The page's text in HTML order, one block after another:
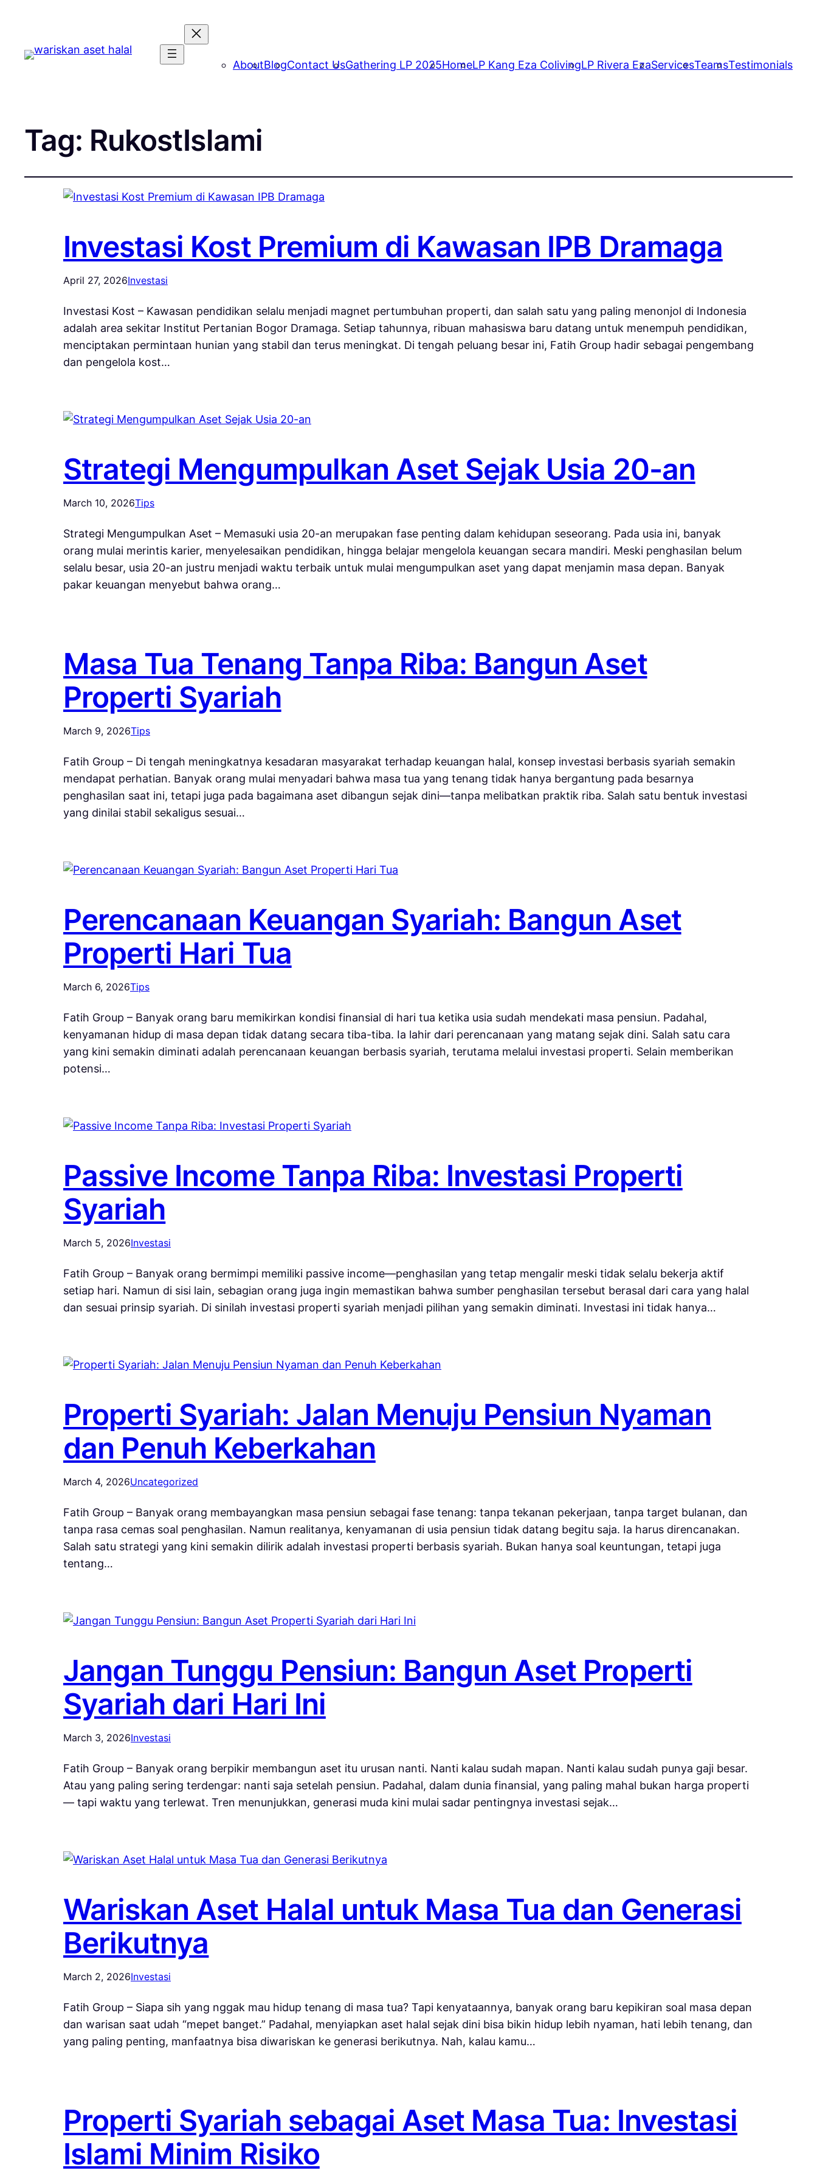
AboutBlogContact UsGathering LP 2025HomeLP Kang Eza ColivingLP Rivera EzaServicesTeamsTestimonials
Tag: RukostIslami
Investasi Kost Premium di Kawasan IPB Dramaga
April 27, 2026Investasi
Investasi Kost – Kawasan pendidikan selalu menjadi magnet pertumbuhan properti, dan salah satu yang paling menonjol di Indonesia
adalah area sekitar Institut Pertanian Bogor Dramaga. Setiap tahunnya, ribuan mahasiswa baru datang untuk menempuh pendidikan,
menciptakan permintaan hunian yang stabil dan terus meningkat. Di tengah peluang besar ini, Fatih Group hadir sebagai pengembang
dan pengelola kost…
Strategi Mengumpulkan Aset Sejak Usia 20-an
March 10, 2026Tips
Strategi Mengumpulkan Aset – Memasuki usia 20-an merupakan fase penting dalam kehidupan seseorang. Pada usia ini, banyak
orang mulai merintis karier, menyelesaikan pendidikan, hingga belajar mengelola keuangan secara mandiri. Meski penghasilan belum
selalu besar, usia 20-an justru menjadi waktu terbaik untuk mulai mengumpulkan aset yang dapat menjamin masa depan. Banyak
pakar keuangan menyebut bahwa orang…
Masa Tua Tenang Tanpa Riba: Bangun Aset
Properti Syariah
March 9, 2026Tips
Fatih Group – Di tengah meningkatnya kesadaran masyarakat terhadap keuangan halal, konsep investasi berbasis syariah semakin
mendapat perhatian. Banyak orang mulai menyadari bahwa masa tua yang tenang tidak hanya bergantung pada besarnya
penghasilan saat ini, tetapi juga pada bagaimana aset dibangun sejak dini—tanpa melibatkan praktik riba. Salah satu bentuk investasi
yang dinilai stabil sekaligus sesuai…
Perencanaan Keuangan Syariah: Bangun Aset
Properti Hari Tua
March 6, 2026Tips
Fatih Group – Banyak orang baru memikirkan kondisi finansial di hari tua ketika usia sudah mendekati masa pensiun. Padahal,
kenyamanan hidup di masa depan tidak datang secara tiba-tiba. Ia lahir dari perencanaan yang matang sejak dini. Salah satu cara
yang kini semakin diminati adalah perencanaan keuangan berbasis syariah, terutama melalui investasi properti. Selain memberikan
potensi…
Passive Income Tanpa Riba: Investasi Properti
Syariah
March 5, 2026Investasi
Fatih Group – Banyak orang bermimpi memiliki passive income—penghasilan yang tetap mengalir meski tidak selalu bekerja aktif
setiap hari. Namun di sisi lain, sebagian orang juga ingin memastikan bahwa sumber penghasilan tersebut berasal dari cara yang halal
dan sesuai prinsip syariah. Di sinilah investasi properti syariah menjadi pilihan yang semakin diminati. Investasi ini tidak hanya…
Properti Syariah: Jalan Menuju Pensiun Nyaman
dan Penuh Keberkahan
March 4, 2026Uncategorized
Fatih Group – Banyak orang membayangkan masa pensiun sebagai fase tenang: tanpa tekanan pekerjaan, tanpa target bulanan, dan
tanpa rasa cemas soal penghasilan. Namun realitanya, kenyamanan di usia pensiun tidak datang begitu saja. Ia harus direncanakan.
Salah satu strategi yang kini semakin dilirik adalah investasi properti berbasis syariah. Bukan hanya soal keuntungan, tetapi juga
tentang…
Jangan Tunggu Pensiun: Bangun Aset Properti
Syariah dari Hari Ini
March 3, 2026Investasi
Fatih Group – Banyak orang berpikir membangun aset itu urusan nanti. Nanti kalau sudah mapan. Nanti kalau sudah punya gaji besar.
Atau yang paling sering terdengar: nanti saja setelah pensiun. Padahal, dalam dunia finansial, yang paling mahal bukan harga properti
— tapi waktu yang terlewat. Tren menunjukkan, generasi muda kini mulai sadar pentingnya investasi sejak…
Wariskan Aset Halal untuk Masa Tua dan Generasi
Berikutnya
March 2, 2026Investasi
Fatih Group – Siapa sih yang nggak mau hidup tenang di masa tua? Tapi kenyataannya, banyak orang baru kepikiran soal masa depan
dan warisan saat udah “mepet banget.” Padahal, menyiapkan aset halal sejak dini bisa bikin hidup lebih nyaman, hati lebih tenang, dan
yang paling penting, manfaatnya bisa diwariskan ke generasi berikutnya. Nah, kalau kamu…
Properti Syariah sebagai Aset Masa Tua: Investasi
Islami Minim Risiko